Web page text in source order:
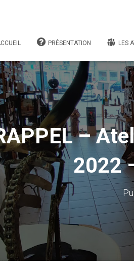
PRÉSENTATION LES
–
2022